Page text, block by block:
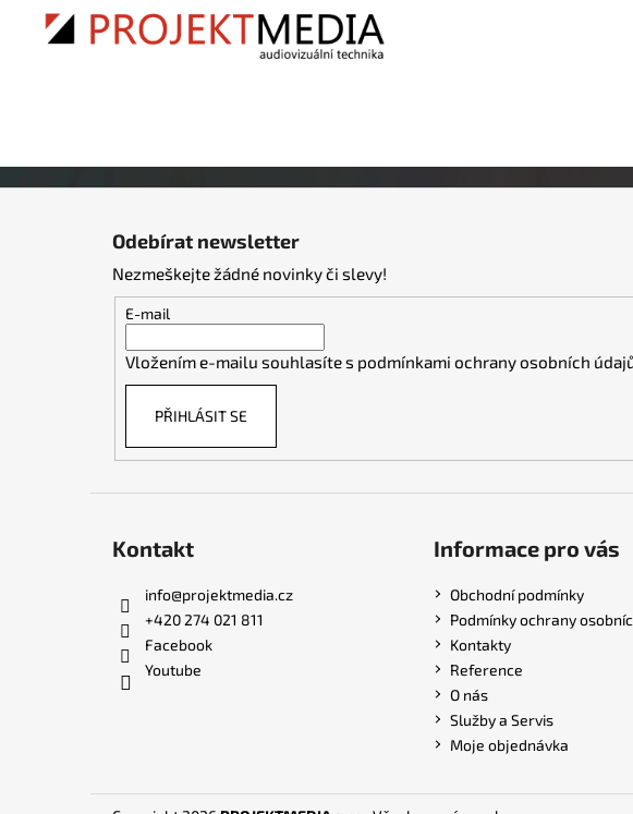
Odebírat newsletter
Nezmeškejte žádné novinky či slevy!
E-mail
Vložením e-mailu souhlasíte s podmínkami ochrany osobních
PŘIHLÁSIT SE
Kontakt
info@projektmedia.cz
+420 274 021 811
Facebook
Youtube
Informace pro vás
Obchodní podmínky
Podmínky ochrany
Kontakty
Reference
O nás
Služby a Servis
Moje objednávka